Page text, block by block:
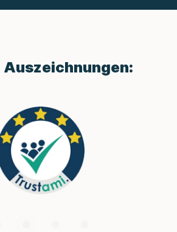
Auszeichnungen: